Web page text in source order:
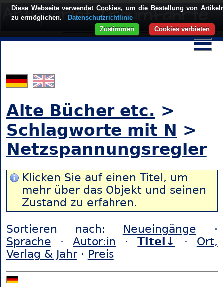
Alte Bücher etc. >
Schlagworte mit N >
Netzspannungsregler
Klicken Sie auf einen Titel, um
mehr über das Objekt und seinen
Zustand zu erfahren.
Sortieren nach: Neueingänge ·
Sprache ·Autor:in ·Titel↓ · Ort,
Verlag & Jahr· Preis
Diese Webseite verwendet Cookies, um die Bestellung von
zu ermöglichen.
Datenschutzrichtlinie
Cookies verbieten
Zustimmen